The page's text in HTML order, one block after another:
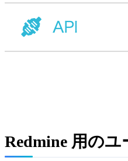
Redmine 用の